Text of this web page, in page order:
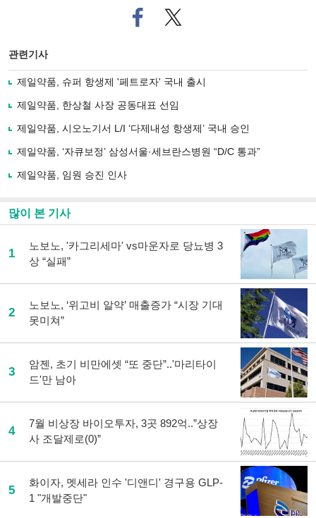
페
이
로
기
사
유
기
트위
터로
관련기사
제일약품, 슈퍼 항생제 '페트로자' 국내 출시
제일약품, 한상철 사장 공동대표 선임
제일약품, 시오노기서 L/I ‘다제내성 항생제’ 국내 승인
제일약품, ‘자큐보정’ 삼성서울·세브란스병원 “D/C 통과”
제일약품, 임원 승진 인사
많이 본 기사
1
노보노, '카그리세마' vs마운자로 당뇨병 3
상 “실패”
2
노보노, ‘위고비 알약’ 매출증가 “시장 기대
못미쳐”
3
암젠, 초기 비만에셋 “또 중단”..'마리타이
드'만 남아
4
7월 비상장 바이오투자, 3곳 892억..”상장
사 조달제로(0)”
5
화이자, 멧세라 인수 '디앤디' 경구용 GLP-
1 "개발중단"